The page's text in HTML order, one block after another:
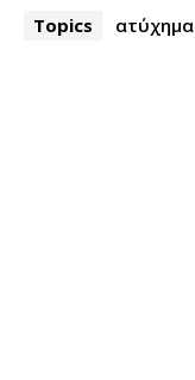
Topics ατύχημα